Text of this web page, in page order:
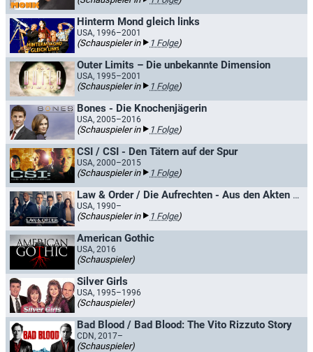
Hinterm Mond gleich links
USA, 1996–2001
(Schauspieler in 1 Folge)
Outer Limits – Die unbekannte Dimension
USA, 1995–2001
(Schauspieler in 1 Folge)
Bones - Die Knochenjägerin
USA, 2005–2016
(Schauspieler in 1 Folge)
CSI / CSI - Den Tätern auf der Spur
USA, 2000–2015
(Schauspieler in 1 Folge)
Law & Order / Die Aufrechten - Aus den Akten der Straße
USA, 1990–
(Schauspieler in 1 Folge)
American Gothic
USA, 2016
(Schauspieler)
Silver Girls
USA, 1995–1996
(Schauspieler)
Bad Blood / Bad Blood: The Vito Rizzuto Story
CDN, 2017–
(Schauspieler)